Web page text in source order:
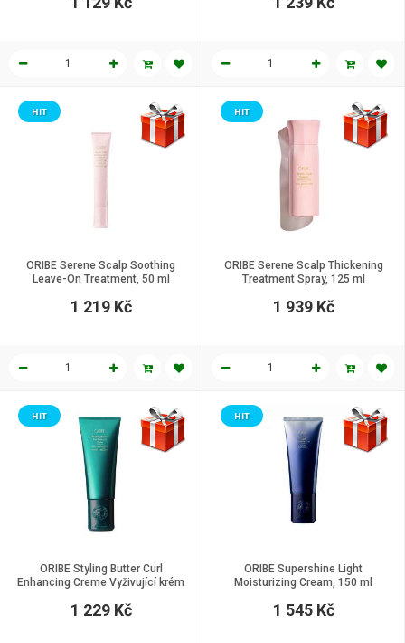
ORIBE Serene Scalp Soothing
Leave-On Treatment, 50 ml
HIT
1 219 Kč
ORIBE Serene Scalp Thickening
Treatment Spray, 125 ml
HIT
1 939 Kč
ORIBE Styling Butter Curl
Enhancing Creme Vyživující krém
HIT
1 229 Kč
ORIBE Supershine Light
Moisturizing Cream, 150 ml
HIT
1 545 Kč